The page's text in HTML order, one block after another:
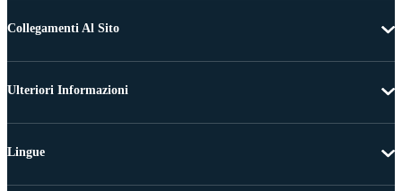
Collegamenti Al Sito
Ulteriori Informazioni
Lingue